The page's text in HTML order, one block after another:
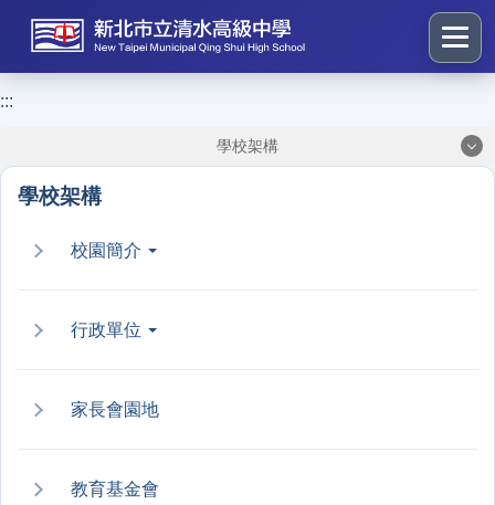
到
塊
:::
學校架構
學校架構
校園簡介
行政單位
家長會園地
教育基金會